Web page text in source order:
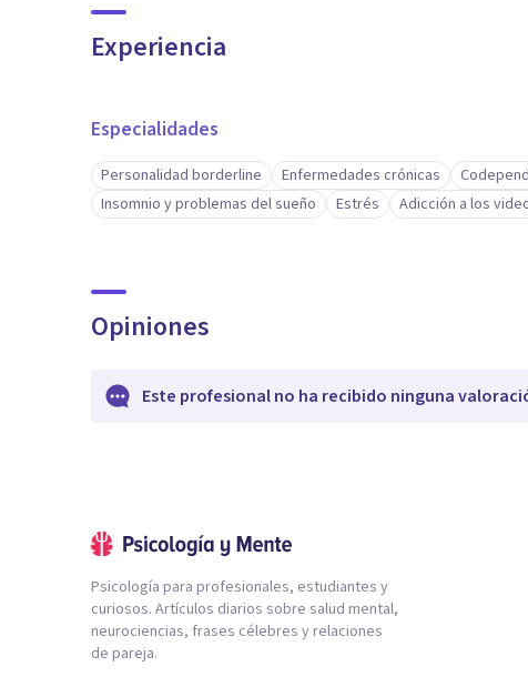
Experiencia
Especialidades
Personalidad borderline Enfermedades crónicas
Insomnio y problemas del sueño
Estrés Adicción a los
Opiniones
Este profesional no ha recibido ninguna
Psicología para profesionales, estudiantes y
curiosos. Artículos diarios sobre salud mental,
neurociencias, frases célebres y relaciones
de pareja.